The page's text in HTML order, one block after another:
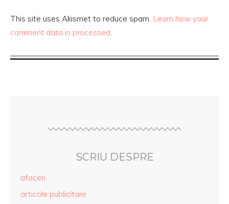
This site uses Akismet to reduce spam. Learn how your
comment data is processed.
SCRIU DESPRE
afaceri
articole publicitare